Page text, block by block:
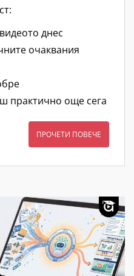
днес
очаквания
практично още сега
ПРОЧЕТИ ПОВЕЧЕ